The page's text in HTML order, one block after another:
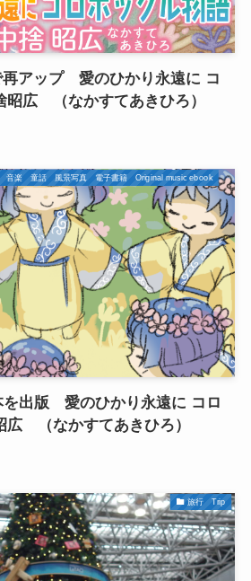
再アップ 愛のひかり永遠に コ
昭広 （なかすてあきひろ）
音楽 童話 風景写真 電子書籍 Original music ebook
出版 愛のひかり永遠に コロ
広 （なかすてあきひろ）
旅行 Trip